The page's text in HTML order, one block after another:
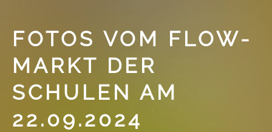
FOTOS VOM FLOW-
MARKT DER
SCHULEN AM
22.09.2024